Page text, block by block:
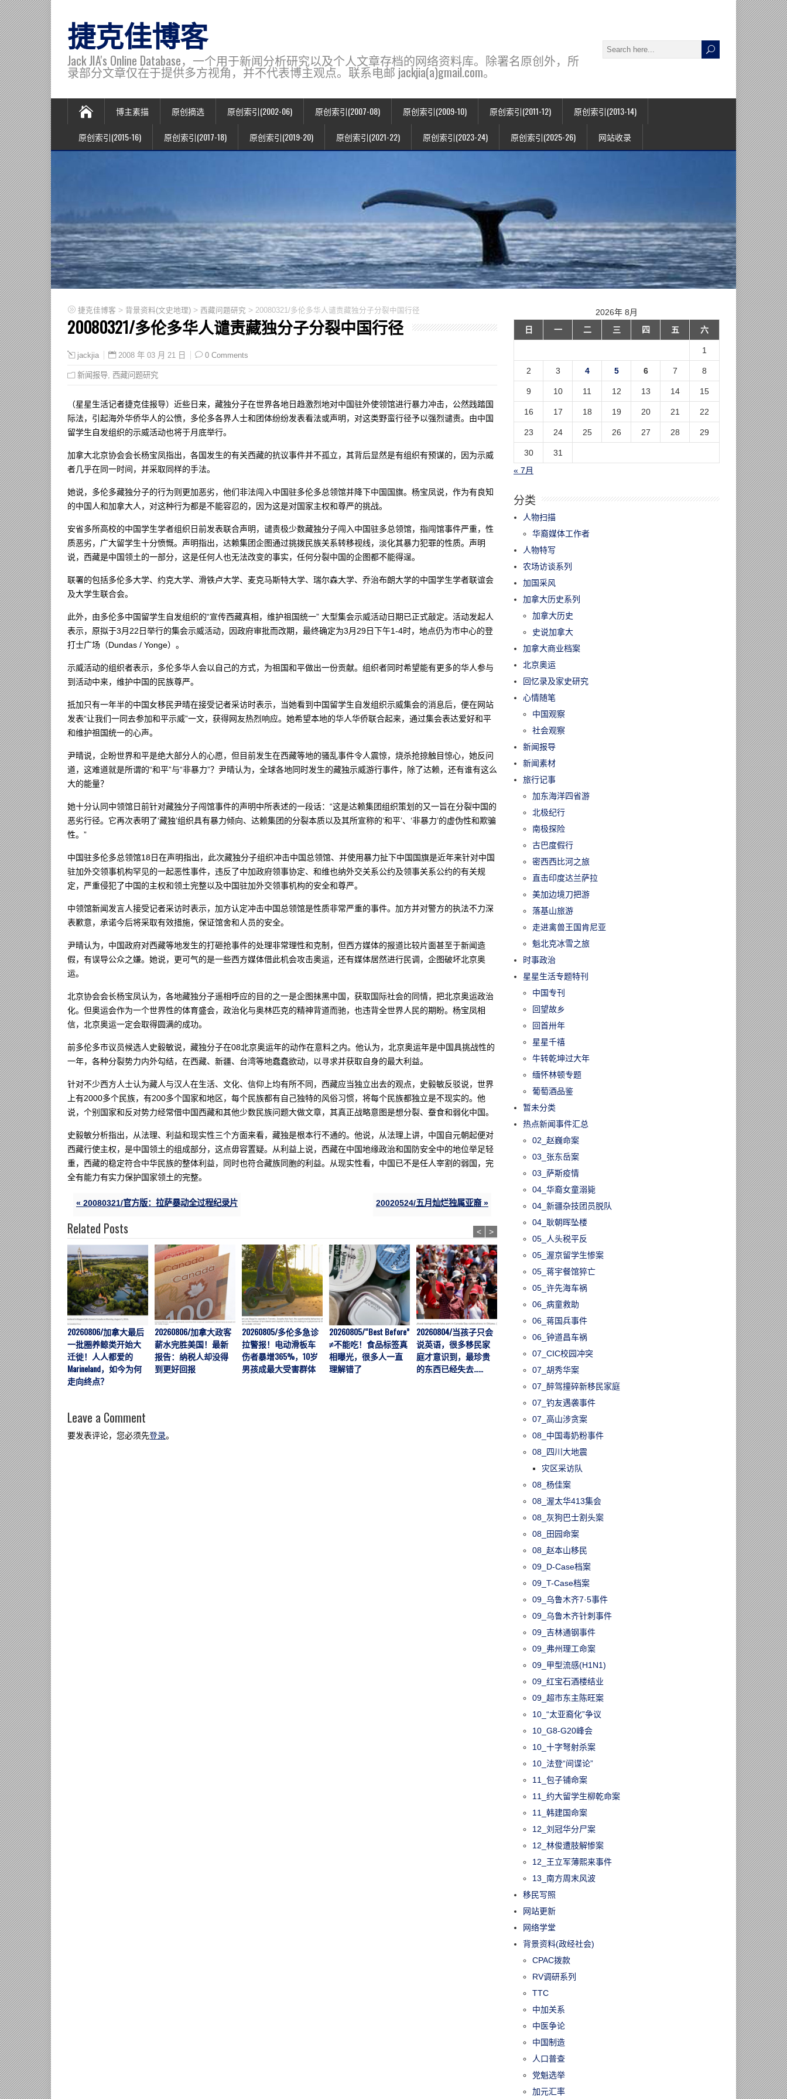
捷克佳博客
Jack JIA's Online Database，一个用于新闻分析研究以及个人文章存档的网络资料库。除署名原创外，所
录部分文章仅在于提供多方视角，并不代表博主观点。联系电邮 jackjia(a)gmail.com。
博主素描 原创摘选 原创索引(2002-06) 原创索引(2007-08) 原创索引(2009-10) 原创索引(2011-12) 原创索引(2013-14)
原创索引(2015-16) 原创索引(2017-18) 原创索引(2019-20) 原创索引(2021-22) 原创索引(2023-24) 原创索引(2025-26) 网站收录
捷克佳博客 > 背景资料(文史地理) > 西藏问题研究 > 20080321/多伦多华人谴责藏独分子分裂中国行径
20080321/多伦多华人谴责藏独分子分裂中国行径
jackjia 2008 年 03 月 21 日 0 Comments
新闻报导 西藏问题研究
（星星生活记者捷克佳报导）近些日来，藏独分子在世界各地日趋激烈地对中国驻外使领馆进行暴力冲击，公然践踏国
际法，引起海外华侨华人的公愤，多伦多各界人士和团体纷纷发表看法或声明，对这类野蛮行径予以强烈谴责。由中国
留学生自发组织的示威活动也将于月底举行。
加拿大北京协会会长杨宝凤指出，各国发生的有关西藏的抗议事件并不孤立，其背后显然是有组织有预谋的，因为示威
者几乎在同一时间，并采取同样的手法。
她说，多伦多藏独分子的行为则更加恶劣，他们非法闯入中国驻多伦多总领馆并降下中国国旗。杨宝凤说，作为有良知
的中国人和加拿大人，对这种行为都是不能容忍的，因为这是对国家主权和尊严的挑战。
安省多所高校的中国学生学者组织日前发表联合声明，谴责极少数藏独分子闯入中国驻多总领馆，指闯馆事件严重，性
质恶劣，广大留学生十分愤慨。声明指出，达赖集团企图通过挑拨民族关系转移视线，淡化其暴力犯罪的性质。声明
说，西藏是中国领土的一部分，这是任何人也无法改变的事实，任何分裂中国的企图都不能得逞。
联署的包括多伦多大学、约克大学、滑铁卢大学、麦克马斯特大学、瑞尔森大学、乔治布朗大学的中国学生学者联谊会
及大学生联合会。
此外，由多伦多中国留学生自发组织的“宣传西藏真相，维护祖国统一” 大型集会示威活动日期已正式敲定。活动发起人
表示，原拟于3月22日举行的集会示威活动，因政府审批而改期，最终确定为3月29日下午1-4时，地点仍为市中心的登
打士广场（Dundas / Yonge）。
示威活动的组织者表示，多伦多华人会以自己的方式，为祖国和平做出一份贡献。组织者同时希望能有更多的华人参与
到活动中来，维护中国的民族尊严。
抵加只有一年半的中国女移民尹晴在接受记者采访时表示，当她看到中国留学生自发组织示威集会的消息后，便在网站
发表“让我们一同去参加和平示威”一文，获得网友热烈响应。她希望本地的华人华侨联合起来，通过集会表达爱好和平
和维护祖国统一的心声。
尹晴说，企盼世界和平是绝大部分人的心愿，但目前发生在西藏等地的骚乱事件令人震惊，烧杀抢掠触目惊心，她反问
道，这难道就是所谓的“和平”与“非暴力”？尹晴认为，全球各地同时发生的藏独示威游行事件，除了达赖，还有谁有这么
大的能量？
她十分认同中领馆日前针对藏独分子闯馆事件的声明中所表述的一段话：“这是达赖集团组织策划的又一旨在分裂中国的
恶劣行径。它再次表明了‘藏独’组织具有暴力倾向、达赖集团的分裂本质以及其所宣称的‘和平’、‘非暴力’的虚伪性和欺骗
性。”
中国驻多伦多总领馆18日在声明指出，此次藏独分子组织冲击中国总领馆、并使用暴力扯下中国国旗是近年来针对中国
驻加外交领事机构罕见的一起恶性事件，违反了中加政府领事协定、和维也纳外交关系公约及领事关系公约的有关规
定，严重侵犯了中国的主权和领土完整以及中国驻加外交领事机构的安全和尊严。
中领馆新闻发言人接受记者采访时表示，加方认定冲击中国总领馆是性质非常严重的事件。加方并对警方的执法不力深
表歉意，承诺今后将采取有效措施，保证馆舍和人员的安全。
尹晴认为，中国政府对西藏等地发生的打砸抢事件的处理非常理性和克制，但西方媒体的报道比较片面甚至于新闻造
假，有误导公众之嫌。她说，更可气的是一些西方媒体借此机会攻击奥运，还有媒体居然进行民调，企图破坏北京奥
运。
北京协会会长杨宝凤认为，各地藏独分子遥相呼应的目的之一是企图抹黑中国，获取国际社会的同情，把北京奥运政治
化。但奥运会作为一个世界性的体育盛会，政治化与奥林匹克的精神背道而驰，也违背全世界人民的期盼。杨宝凤相
信，北京奥运一定会取得圆满的成功。
前多伦多市议员候选人史毅敏说，藏独分子在08北京奥运年的动作在意料之内。他认为，北京奥运年是中国具挑战性的
一年，各种分裂势力内外勾结，在西藏、新疆、台湾等地蠢蠢欲动，以寻求并获取自身的最大利益。
针对不少西方人士认为藏人与汉人在生活、文化、信仰上均有所不同，西藏应当独立出去的观点，史毅敏反驳说，世界
上有2000多个民族，有200多个国家和地区，每个民族都有自己独特的风俗习惯，将每个民族都独立是不现实的。他
说，个别国家和反对势力经常借中国西藏和其他少数民族问题大做文章，其真正战略意图是想分裂、蚕食和弱化中国。
史毅敏分析指出，从法理、利益和现实性三个方面来看，藏独是根本行不通的。他说，从法理上讲，中国自元朝起便对
西藏行使主权，是中国领土的组成部分，这点毋容置疑。从利益上说，西藏在中国地缘政治和国防安全中的地位举足轻
重，西藏的稳定符合中华民族的整体利益，同时也符合藏族同胞的利益。从现实性看，中国已不是任人宰割的弱国，完
全有能力有实力保护国家领土的完整。
« 20080321/官方版：拉萨暴动全过程纪录片 20020524/五月灿烂独属亚裔 »
Related Posts
20260806/加拿大最后
一批圈养鲸类开始大
迁徙！人人都爱的
Marineland，如今为何
走向终点？
20260806/加拿大政客
薪水完胜美国！最新
报告：纳税人却没得
到更好回报
20260805/多伦多急诊
拉警报！电动滑板车
伤者暴增365%，10岁
男孩成最大受害群体
20260805/“Best Before”
≠不能吃！食品标签真
相曝光，很多人一直
理解错了
20260804/当孩子只会
说英语，很多移民家
庭才意识到，最珍贵
的东西已经失去……
20260804/加拿大露营
文化悄然生变！越来
越多人把火锅、烤
串、咖喱搬进营地
< >
Leave a Comment
要发表评论，您必须先登录。
2026年 8月
日
一 二 三 四 五 六
1
2 3 4 5 6 7 8
9 10 11 12 13 14 15
16 17 18 19 20 21 22
23 24 25 26 27 28 29
30
31
« 7月
分类
人物扫描
华裔媒体工作者
人物特写
农场访谈系列
加国采风
加拿大历史系列
加拿大历史
史说加拿大
加拿大商业档案
北京奥运
回忆录及家史研究
心情随笔
中国观察
社会观察
新闻报导
新闻素材
旅行记事
加东海洋四省游
北极纪行
南极探险
古巴度假行
密西西比河之旅
直击印度达兰萨拉
美加边境刀把游
落基山旅游
走进禽兽王国肯尼亚
魁北克冰雪之旅
时事政治
星星生活专题特刊
中国专刊
回望故乡
回首卅年
星星千禧
牛转乾坤过大年
缅怀林顿专题
葡萄酒品鉴
暂未分类
热点新闻事件汇总
02_赵巍命案
03_张东岳案
03_萨斯疫情
04_华裔女童溺毙
04_新疆杂技团员脱队
04_耿朝晖坠楼
05_人头税平反
05_渥京留学生惨案
05_蒋宇餐馆猝亡
05_许先海车祸
06_病童救助
06_蒋国兵事件
06_钟道昌车祸
07_CIC校园冲突
07_胡秀华案
07_醉驾撞碎新移民家庭
07_钓友遇袭事件
07_高山涉贪案
08_中国毒奶粉事件
08_四川大地震
灾区采访队
08_杨佳案
08_渥太华413集会
08_灰狗巴士割头案
08_田园命案
08_赵本山移民
09_D-Case档案
09_T-Case档案
09_乌鲁木齐7·5事件
09_乌鲁木齐针刺事件
09_吉林通钢事件
09_弗州理工命案
09_甲型流感(H1N1)
09_红宝石酒楼结业
09_超市东主陈旺案
10_“太亚裔化”争议
10_G8-G20峰会
10_十字弩射杀案
10_法登“间谍论”
11_包子铺命案
11_约大留学生柳乾命案
11_韩建国命案
12_刘冠华分尸案
12_林俊遭肢解惨案
12_王立军薄熙来事件
13_南方周末风波
移民写照
网站更新
网络学堂
背景资料(政经社会)
CPAC拨款
RV调研系列
TTC
中加关系
中医争论
中国制造
人口普查
党魁选举
加元汇率